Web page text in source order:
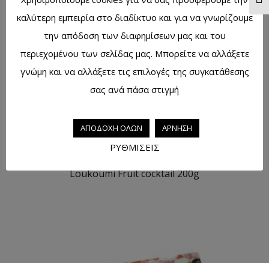
Loukoumi Fruit cocktail 200g
καλύτερη εμπειρία στο διαδίκτυο και για να γνωρίζουμε
την απόδοση των διαφημίσεων μας και του
περιεχομένου των σελίδας μας. Μπορείτε να αλλάξετε
γνώμη και να αλλάξετε τις επιλογές της συγκατάθεσης
σας ανά πάσα στιγμή
ΑΠΟΔΟΧΗ ΟΛΩΝ ΑΡΝΗΣΗ
ΡΥΘΜΙΣΕΙΣ